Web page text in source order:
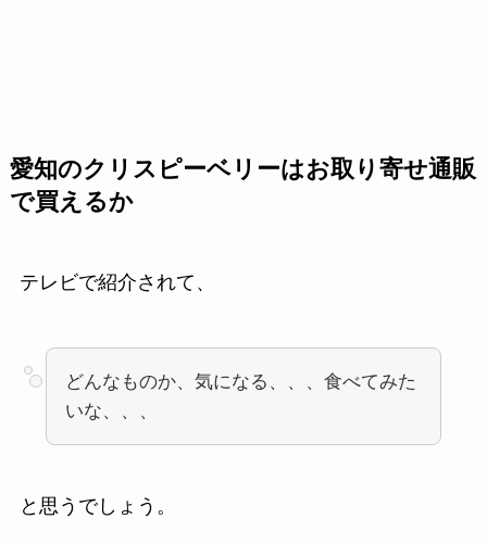
愛知のクリスピーベリーはお取り寄せ通販
で買えるか
テレビで紹介されて、
どんなものか、気になる、、、食べてみた
いな、、、
と思うでしょう。